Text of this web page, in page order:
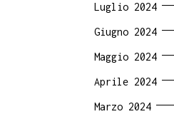
Luglio 2024
Giugno 2024
Maggio 2024
Aprile 2024
Marzo 2024